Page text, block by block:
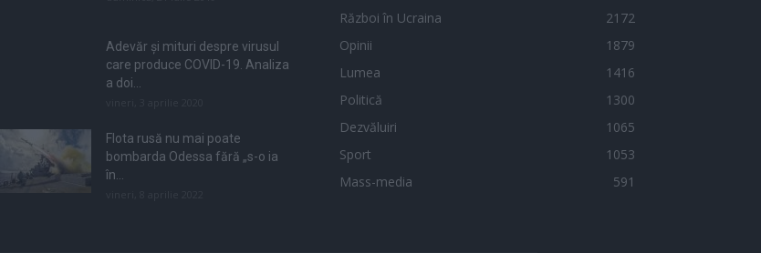
Adevăr și mituri despre virusul
care produce COVID-19. Analiza
a doi...
Flota rusă nu mai poate
bombarda Odessa fără „s-o ia
în...
Război în Ucraina
2172
Opinii
1879
Lumea
1416
Politică
1300
Dezvăluiri
1065
Sport
1053
Mass-media
591